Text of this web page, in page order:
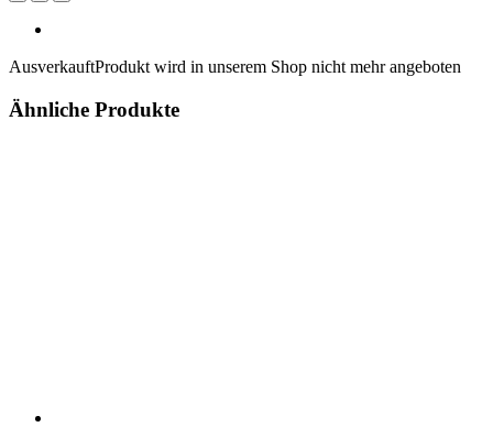
AusverkauftProdukt wird in unserem Shop nicht mehr angeboten
Ähnliche Produkte